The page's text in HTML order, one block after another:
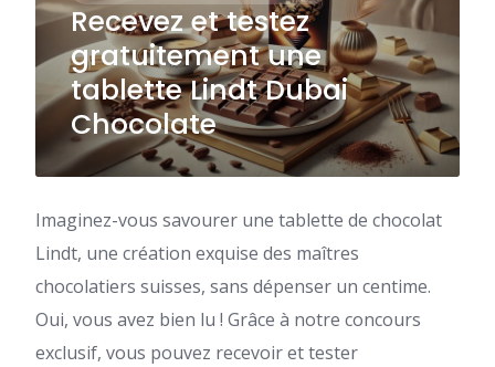
Recevez et testez
gratuitement une
tablette Lindt Dubai
Chocolate
Imaginez-vous savourer une tablette de chocolat
Lindt, une création exquise des maîtres
chocolatiers suisses, sans dépenser un centime.
Oui, vous avez bien lu ! Grâce à notre concours
exclusif, vous pouvez recevoir et tester